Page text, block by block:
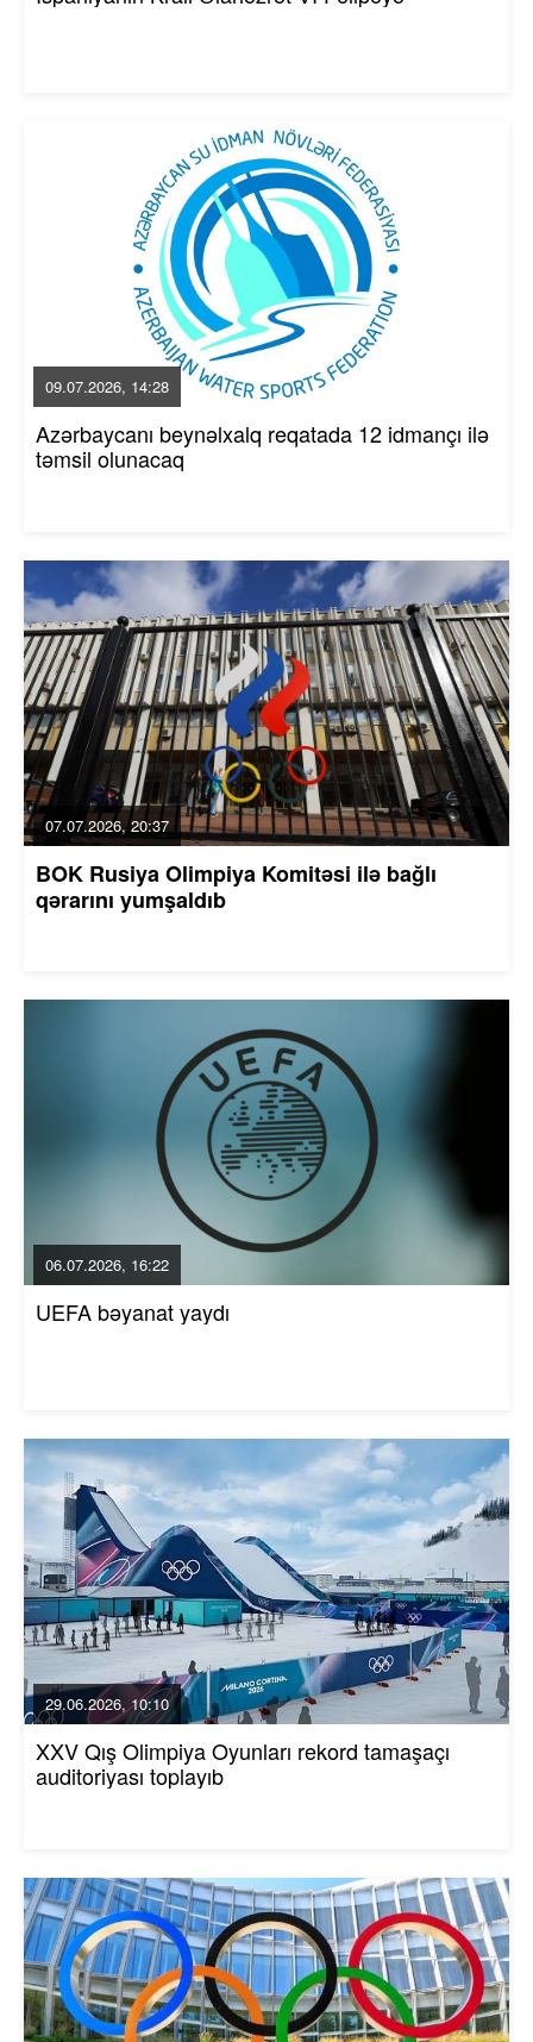
09.07.2026, 14:28
Azərbaycanı beynəlxalq reqatada 12 idmançı ilə
təmsil olunacaq
07.07.2026, 20:37
BOK Rusiya Olimpiya Komitəsi ilə bağlı
qərarını yumşaldıb
06.07.2026, 16:22
UEFA bəyanat yaydı
29.06.2026, 10:10
XXV Qış Olimpiya Oyunları rekord tamaşaçı
auditoriyası toplayıb